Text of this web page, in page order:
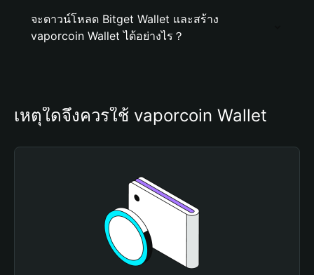
จะดาวน์โหลด Bitget Wallet และสร้าง
vaporcoin Wallet ได้อย่างไร？
เหตุใดจึงควรใช้ vaporcoin Wallet